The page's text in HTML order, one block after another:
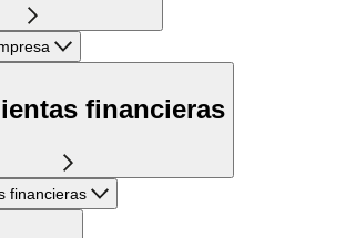
financieras
financieras